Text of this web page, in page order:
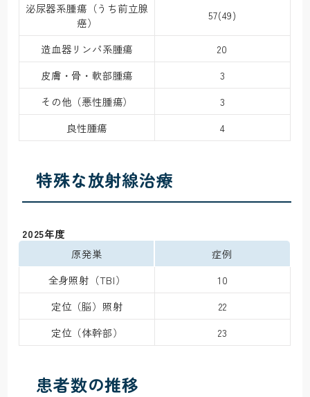
泌尿器系腫瘍（うち前立腺
癌）
57(49)
造血器リンパ系腫瘍
20
皮膚・骨・軟部腫瘍
3
その他（悪性腫瘍）
3
良性腫瘍
4
特殊な放射線治療
2025年度
原発巣
症例
全身照射（TBI）
10
定位（脳）照射
22
定位（体幹部）
23
患者数の推移